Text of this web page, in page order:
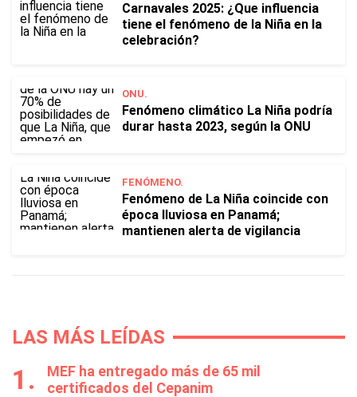
Carnavales 2025: ¿Que influencia
tiene el fenómeno de la Niña en la
celebración?
ONU.
Fenómeno climático La Niña podría
durar hasta 2023, según la ONU
FENÓMENO.
Fenómeno de La Niña coincide con
época lluviosa en Panamá;
mantienen alerta de vigilancia
LAS MÁS LEÍDAS
MEF ha entregado más de 65 mil
certificados del Cepanim